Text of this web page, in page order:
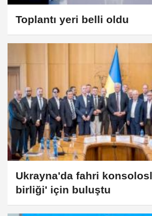
Toplantı yeri belli oldu
Ukrayna'da fahri
birliği' için buluştu